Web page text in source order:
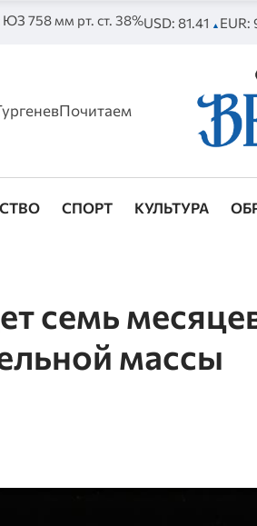
ЮЗ 758 мм рт. ст. 38%USD: 81.41 ▲ EUR:
СПОРТ КУЛЬТУРА
семь
массы